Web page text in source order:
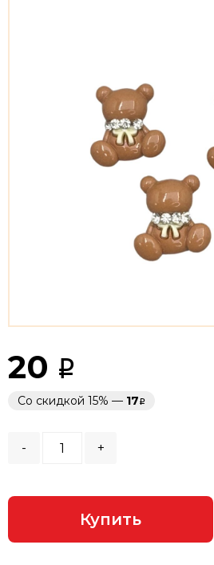
20
Со скидкой 15% — 17
- +
Купить